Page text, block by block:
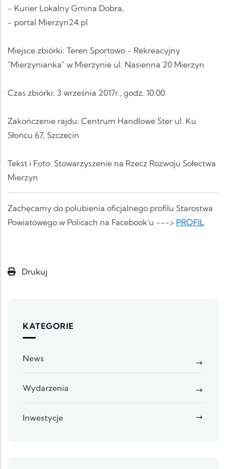
- Kurier Lokalny Gmina Dobra,
- portal Mierzyn24.pl
Miejsce zbiórki: Teren Sportowo - Rekreacyjny
"Mierzynianka" w Mierzynie ul. Nasienna 20 Mierzyn
Czas zbiórki: 3 września 2017r., godz. 10:00
Zakończenie rajdu: Centrum Handlowe Ster ul. Ku
Słońcu 67, Szczecin
Tekst i Foto: Stowarzyszenie na Rzecz Rozwoju Sołectwa
Mierzyn
Zachęcamy do polubienia oficjalnego profilu Starostwa
Powiatowego w Policach na Facebook'u ---> PROFIL
Drukuj
KATEGORIE
News
Wydarzenia
Inwestycje